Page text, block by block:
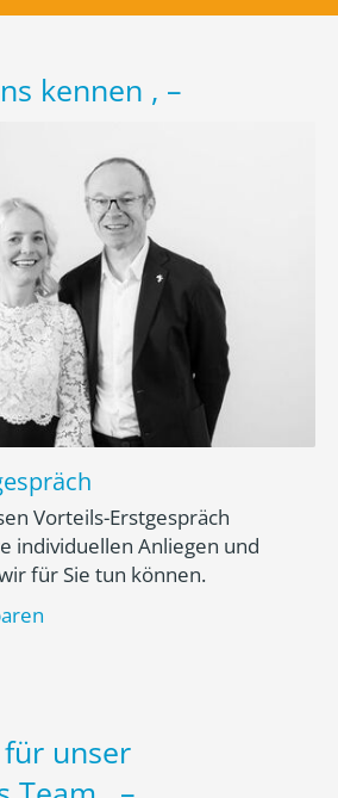
kennen , –
Vorteils-Erstgespräch
individuellen Anliegen und
für Sie tun können.
unser